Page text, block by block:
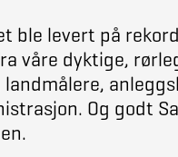
ble levert på
våre dyktige,
landmålere,
Og godt